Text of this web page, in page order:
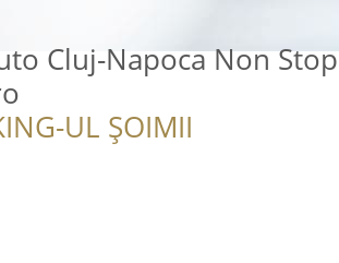
Cluj-Napoca Non Stop
UL ȘOIMII